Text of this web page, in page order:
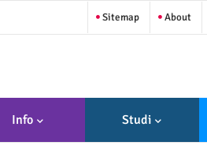
Sitemap About
Info Studi